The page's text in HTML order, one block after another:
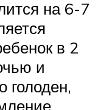
на 6-7
в 2
и
голоден,